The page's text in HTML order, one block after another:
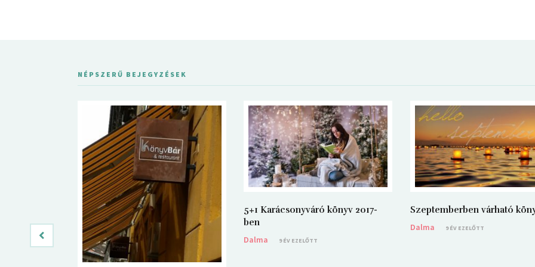
NÉPSZERŰ BEJEGYZÉSEK
5+1 Karácsonyváró könyv 2017-
ben
Dalma
9 ÉV EZELŐTT
Szeptemberben várható
Dalma
9 ÉV EZELŐTT